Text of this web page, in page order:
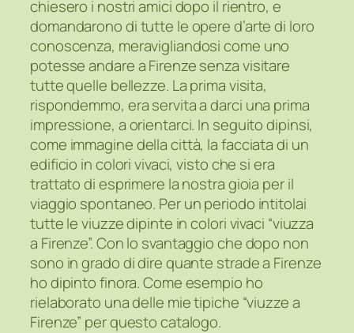
chiesero i nostri amici dopo il rientro, e
domandarono di tutte le opere d’arte di loro
conoscenza, meravigliandosi come uno
potesse andare a Firenze senza visitare
tutte quelle bellezze. La prima visita,
rispondemmo, era servita a darci una prima
impressione, a orientarci. In seguito dipinsi,
come immagine della città, la facciata di un
edificio in colori vivaci, visto che si era
trattato di esprimere la nostra gioia per il
viaggio spontaneo. Per un periodo intitolai
tutte le viuzze dipinte in colori vivaci “viuzza
a Firenze”. Con lo svantaggio che dopo non
sono in grado di dire quante strade a Firenze
ho dipinto finora. Come esempio ho
rielaborato una delle mie tipiche “viuzze a
Firenze” per questo catalogo.